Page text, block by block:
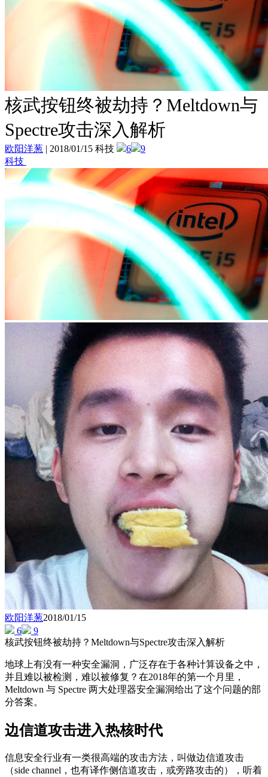
核武按钮终被劫持？Meltdown与
Spectre攻击深入解析
欧阳洋葱 | 2018/01/15 科技 6
9
科技
欧阳洋葱2018/01/15
6
9
核武按钮终被劫持？Meltdown与Spectre攻击深入解析
地球上有没有一种安全漏洞，广泛存在于各种计算设备之中，
并且难以被检测，难以被修复？在2018年的第一个月里，
Meltdown 与 Spectre 两大处理器安全漏洞给出了这个问题的部
分答案。
边信道攻击进入热核时代
信息安全行业有一类很高端的攻击方法，叫做边信道攻击
（side channel，也有译作侧信道攻击，或旁路攻击的），听着